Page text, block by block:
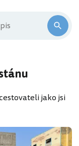
jako jsi